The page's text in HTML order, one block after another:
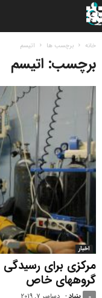
خانه برچسب ها اتیسم
برچسب: اتیسم
اخبار
مرکزی برای
گروه‎های خاص